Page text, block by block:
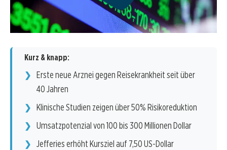
Kurz & knapp:
Erste neue Arznei gegen Reisekrankheit seit über
40 Jahren
Klinische Studien zeigen über 50% Risikoreduktion
Umsatzpotenzial von 100 bis 300 Millionen Dollar
Jefferies erhöht Kursziel auf 7,50 US-Dollar